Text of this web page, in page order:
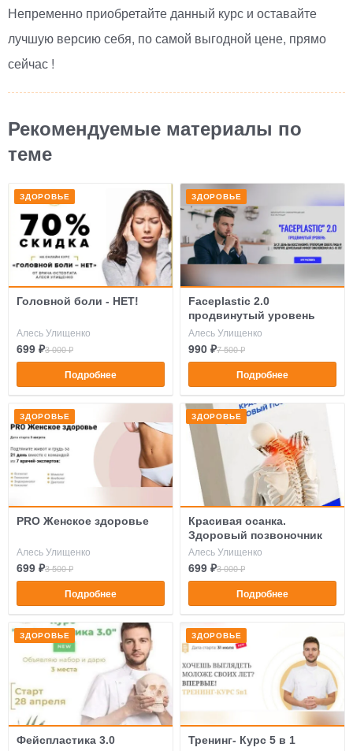
Непременно приобретайте данный курс и оставайте
лучшую версию себя, по самой выгодной цене, прямо
сейчас !
Рекомендуемые материалы по
теме
ЗДОРОВЬЕ
Головной боли - НЕТ!
Алесь Улищенко
699 ₽3 000 ₽
Подробнее
ЗДОРОВЬЕ
Faceplastic 2.0
продвинутый уровень
Алесь Улищенко
990 ₽7 500 ₽
Подробнее
ЗДОРОВЬЕ
PRO Женское здоровье
Алесь Улищенко
699 ₽3 500 ₽
Подробнее
ЗДОРОВЬЕ
Красивая осанка.
Здоровый позвоночник
Алесь Улищенко
699 ₽3 000 ₽
Подробнее
ЗДОРОВЬЕ
Фейспластика 3.0
ЗДОРОВЬЕ
Тренинг- Курс 5 в 1